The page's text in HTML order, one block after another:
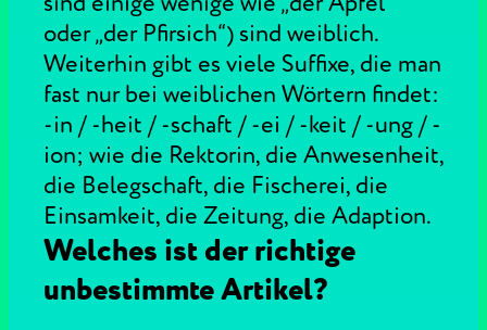
oder „der Pfirsich“) sind weiblich.
Weiterhin gibt es viele Suffixe, die man
fast nur bei weiblichen Wörtern findet:
-in / -heit / -schaft / -ei / -keit / -ung / -
ion; wie die Rektorin, die Anwesenheit,
die Belegschaft, die Fischerei, die
Einsamkeit, die Zeitung, die Adaption.
Welches ist der richtige
unbestimmte Artikel?